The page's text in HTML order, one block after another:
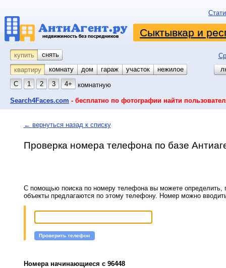
Сыктывкар и
купить снять
квартиру
комнату койко-место
дом гараж участок
нежилое
С
1 2 3 4+ комнатную
Search4Faces.com - бесплатно по фотографии найти
← вернуться назад к списку
Проверка номера телефона по базе
С помощью поиска по номеру телефона вы можете определить,
объекты предлагаются по этому телефону. Номер можно
Проверить телефон
Номера начинающиеся с 96448